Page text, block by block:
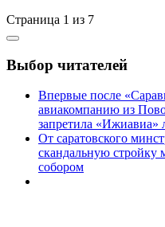
Страница 1 из 7
Выбор читателей
Впервые после
авиакомпанию из
запретила «Ижиавиа»
От саратовского
скандальную стройку
собором